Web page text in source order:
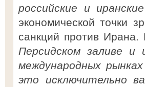
российские и
экономической точки
санкций против
Персидском заливе
международных
это исключительно